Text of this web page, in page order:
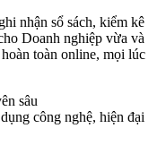
nhận sổ sách, kiểm kê
Doanh nghiệp vừa và
toàn online, mọi lúc
công nghệ, hiện đại